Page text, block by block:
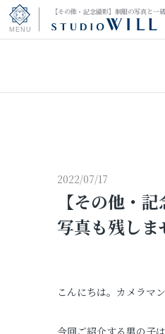
【その他・記念撮影】制服の写真と
ウェディングフォト
2022/07/17
【その他・
写真も残しま
こんにちは。カメラマ
今回ご紹介する男の子